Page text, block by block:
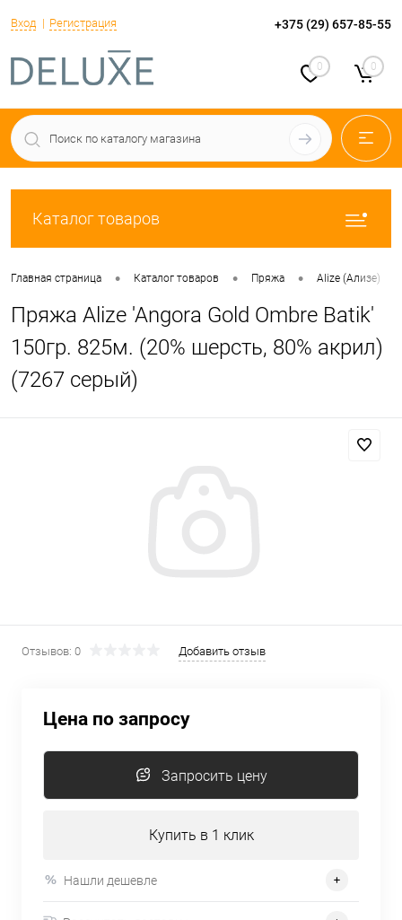
Вход Регистрация +375 (29) 657-85-55
0 0
Каталог товаров
Главная страница • Каталог товаров • Пряжа • Alize (Ализе)
Пряжа Alize 'Angora Gold Ombre Batik'
150гр. 825м. (20% шерсть, 80% акрил)
(7267 серый)
Отзывов: 0 Добавить отзыв
Цена по запросу
Запросить цену
Купить в 1 клик
Нашли дешевле